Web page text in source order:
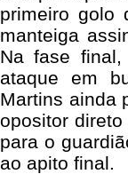
primeiro golo
manteiga
Na fase
ataque em
Martins ainda
opositor
para o
ao apito final.